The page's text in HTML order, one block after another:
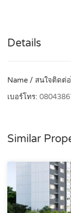
Details
Name / สนใจติดต่
เบอร์โทร:
Similar